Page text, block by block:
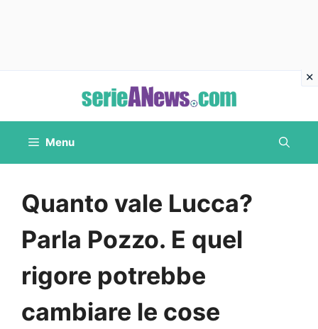
contenuto
Menu
Quanto vale Lucca?
Parla Pozzo. E quel
rigore potrebbe
cambiare le cose